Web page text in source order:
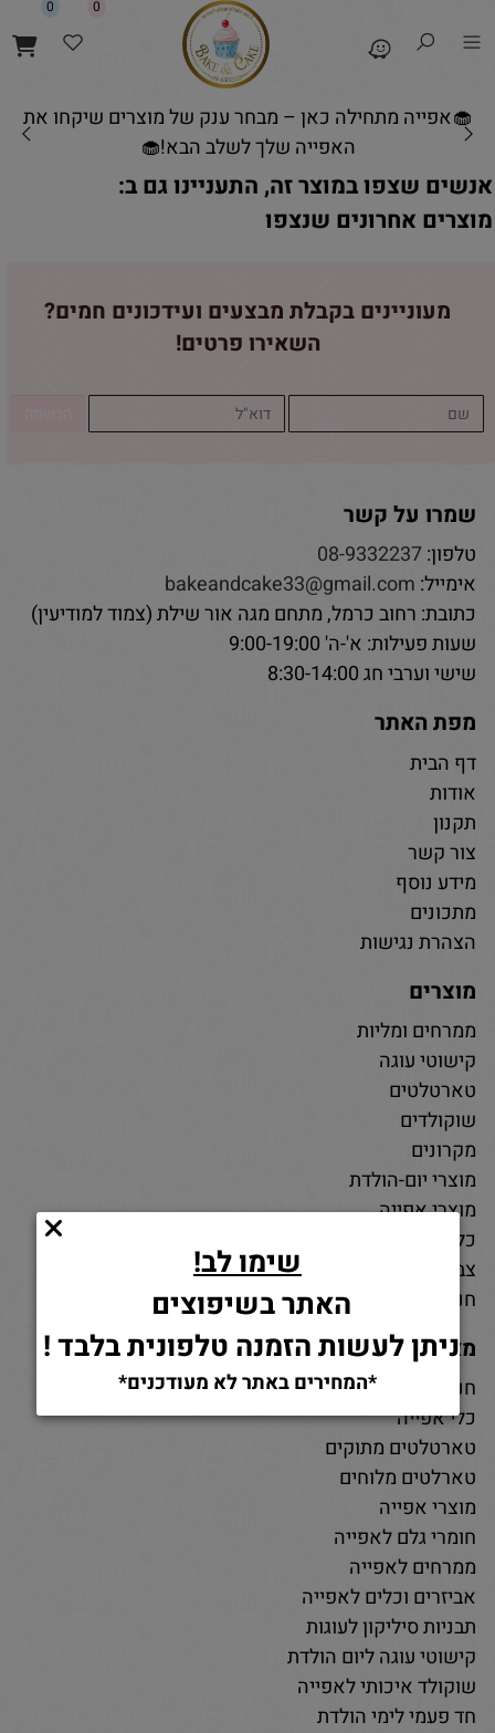
🧁אפייה מתחילה כאן – מבחר ענק של מוצרים שיקחו את
האפייה שלך לשלב הבא!🧁
0 0
אנשים שצפו במוצר זה, התעניינו גם ב:
מוצרים אחרונים שנצפו
מעוניינים בקבלת מבצעים ועידכונים חמים?
השאירו פרטים!
שמרו על קשר
טלפון:08-9332237
אימייל: bakeandcake33@gmail.com
כתובת: רחוב כרמל, מתחם מגה אור שילת (צמוד למודיעין)
שעות פעילות: א'-ה' 9:00-19:00
שישי וערבי חג 8:30-14:00
מפת האתר
דף הבית
אודות
תקנון
צור קשר
מידע נוסף
מתכונים
הצהרת נגישות
מוצרים
ממרחים ומליות
קישוטי עוגה
טארטלטים
שוקולדים
מקרונים
מוצרי יום-הולדת
מוצרי אפייה
כלי אפייה
צבעי מאכל
חנות חומרי גלם לאפייה
מאמרים
חנות למוצרי אפייה
כלי אפייה
טארטלטים מתוקים
טארלטים מלוחים
מוצרי אפייה
חומרי גלם לאפייה
ממרחים לאפייה
אביזרים וכלים לאפייה
תבניות סיליקון לעוגות
קישוטי עוגה ליום הולדת
שוקולד איכותי לאפייה
חד פעמי לימי הולדת
שימו לב!
האתר בשיפוצים
ניתן לעשות הזמנה טלפונית בלבד !
*המחירים באתר לא מעודכנים*